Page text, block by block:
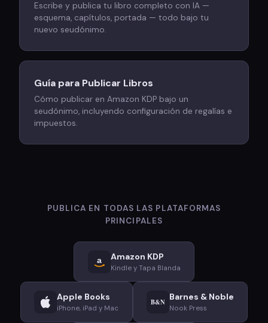
Escribe y publica tu libro completo con IA —
esquema, capítulos, portada — todo bajo tu
nuevo seudónimo.
Guía para Publicar Libros
Cómo publicar en Amazon KDP bajo un
seudónimo, incluyendo configuración de regalías e
impuestos.
PUBLICA EN TODAS LAS PLATAFORMAS
PRINCIPALES
a Amazon KDP
Kindle y Tapa Blanda
Apple Books
iPhone, iPad y Mac
B&N Barnes & Noble
Nook Press